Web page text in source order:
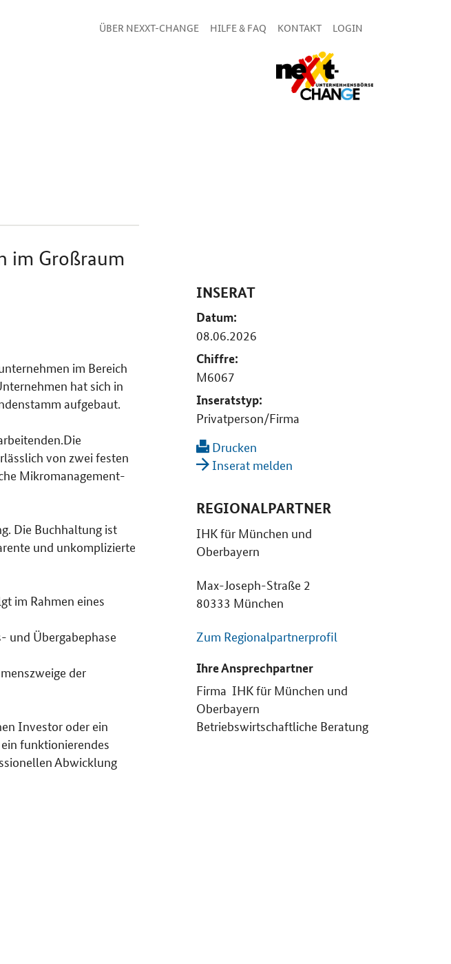
ÜBER NEXXT-CHANGE HILFE & FAQ KONTAKT LOGIN
im Großraum
im Bereich
hat sich in
aufgebaut.
von zwei festen
Mikromanagement-
Die Buchhaltung ist
und unkomplizierte
im Rahmen eines
und Übergabephase
der
Investor oder ein
funktionierendes
Abwicklung
INSERAT
Datum:
08.06.2026
Chiffre:
M6067
Inseratstyp:
Privatperson/Firma
Drucken
Inserat melden
REGIONALPARTNER
IHK für München und
Oberbayern
Max-Joseph-Straße 2
80333 München
Zum Regionalpartnerprofil
Ihre Ansprechpartner
Firma IHK für München und
Oberbayern
Betriebswirtschaftliche Beratung